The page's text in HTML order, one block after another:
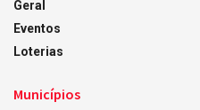
Geral
Eventos
Loterias
Municípios